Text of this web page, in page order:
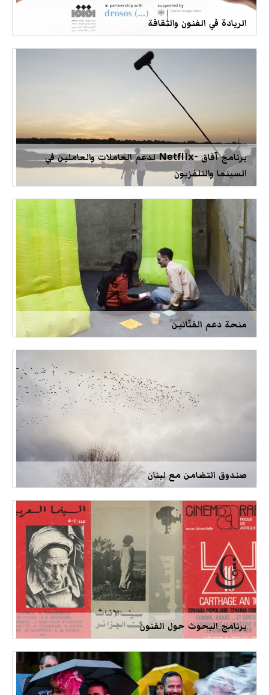
الريادة في الفنون والثقافة
برنامج آفاق -Netflix لدعم العاملات والعاملين في
السينما والتلفزيون
منحة دعم الفنّانين
صندوق التضامن مع لبنان
برنامج البحوث حول الفنون